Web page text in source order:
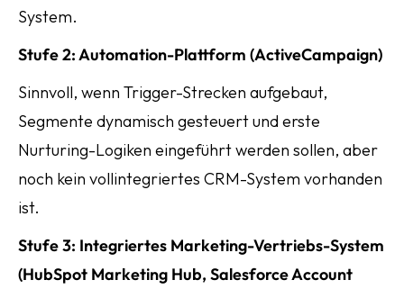
System.
Stufe 2: Automation-Plattform (ActiveCampaign)
Sinnvoll, wenn Trigger-Strecken aufgebaut,
Segmente dynamisch gesteuert und erste
Nurturing-Logiken eingeführt werden sollen, aber
noch kein vollintegriertes CRM-System vorhanden
ist.
Stufe 3: Integriertes Marketing-Vertriebs-System
(HubSpot Marketing Hub, Salesforce Account